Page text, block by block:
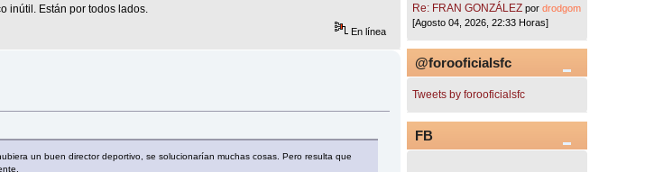
inútil. Están por todos lados.
En línea
un buen director deportivo, se solucionarían muchas cosas. Pero resulta que
Re: FRAN GONZÁLEZ pordrodgom
[Agosto 04, 2026, 22:33 Horas]
@forooficialsfc
Tweets by forooficialsfc
FB